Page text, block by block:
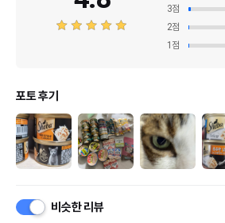
3점
2점
1 점
포토 후기
비슷한 리뷰